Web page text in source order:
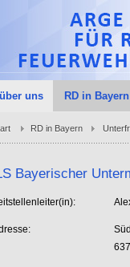
uns RD in Bayern
RD in Bayern
Bayerischer